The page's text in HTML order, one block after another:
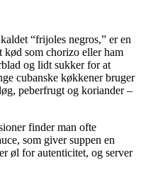
“frijoles negros,” er en
kød som chorizo eller ham
og lidt sukker for at
cubanske køkkener bruger
peberfrugt og koriander –
finder man ofte
som giver suppen en
øl for autenticitet, og server